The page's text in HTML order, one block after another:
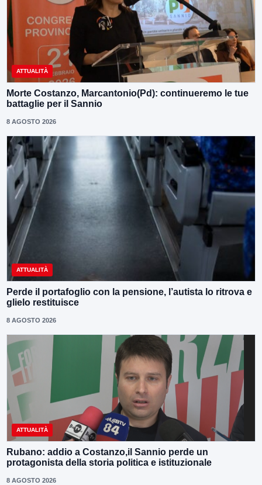
ATTUALITÀ
Morte Costanzo, Marcantonio(Pd): continueremo le tue
battaglie per il Sannio
8 AGOSTO 2026
ATTUALITÀ
Perde il portafoglio con la pensione, l’autista lo ritrova e
glielo restituisce
8 AGOSTO 2026
ATTUALITÀ
Rubano: addio a Costanzo,il Sannio perde un
protagonista della storia politica e istituzionale
8 AGOSTO 2026